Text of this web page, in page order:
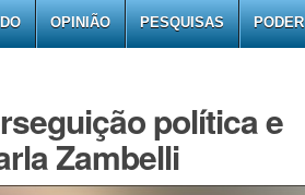
OPINIÃO PESQUISAS PODER
política e
Zambelli